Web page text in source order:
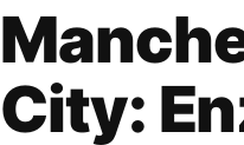
City: